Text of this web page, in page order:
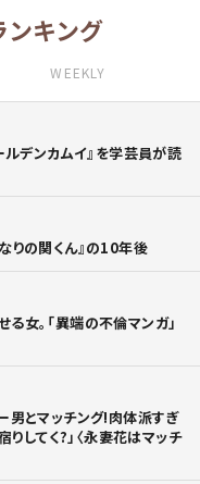
ンキング
WEEKLY
ルデンカムイ』を学芸員が読
りの関くん』の10年後
女。「異端の不倫マンガ」
男とマッチング!肉体派すぎ
りしてく?」〈永妻花はマッチ